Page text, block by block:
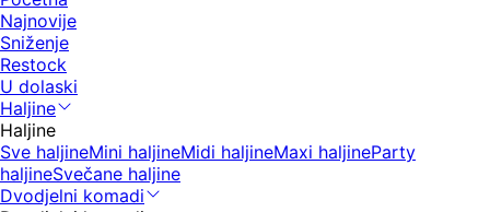
Najnovije
Sniženje
Restock
U dolaski
Haljine
Haljine
Sve haljineMini haljineMidi haljineMaxi haljineParty
haljineSvečane haljine
Dvodjelni komadi